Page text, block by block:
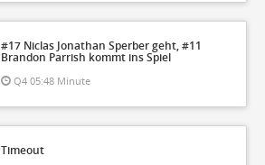
#17 Niclas Jonathan Sperber geht, #11
Brandon Parrish kommt ins Spiel
Q4 05:48 Minute
Timeout